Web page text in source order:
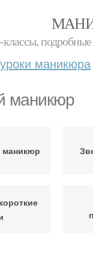
уроки маникюра
маникюр
маникюр